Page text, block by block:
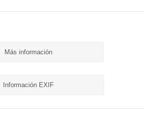
Más información
Información EXIF